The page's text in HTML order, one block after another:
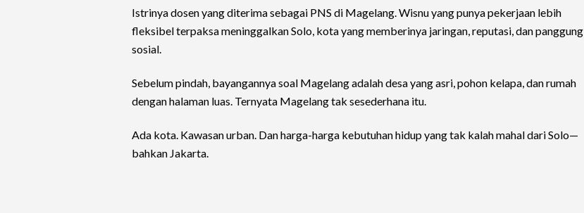
Istrinya dosen yang diterima sebagai PNS di Magelang. Wisnu yang punya pekerjaan lebih
fleksibel terpaksa meninggalkan Solo, kota yang memberinya jaringan, reputasi, dan panggung
sosial.
Sebelum pindah, bayangannya soal Magelang adalah desa yang asri, pohon kelapa, dan rumah
dengan halaman luas. Ternyata Magelang tak sesederhana itu.
Ada kota. Kawasan urban. Dan harga-harga kebutuhan hidup yang tak kalah mahal dari Solo—
bahkan Jakarta.